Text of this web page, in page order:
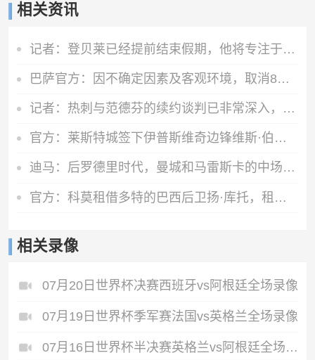
相关资讯
记者：登贝莱已经提前结束假期，他将专注于训练恢复和欧洲超级杯
巴萨官方：因不确定因素及客观环境，取消8月15日的友谊赛
记者：热刺与范德芬的续约谈判已非常深入，德泽尔比发挥关键作用
官方：莱斯特城签下伊普斯维奇边锋维斯·伯恩斯，签约3年
迪马：后罗德里时代，曼城和马雷斯卡的中场梦想人选已确定为恩佐
官方：科莫租借多特的巴西后卫扬·库托，租期一个赛季
相关录像
07月20日世界杯决赛西班牙vs阿根廷全场录像
07月19日世界杯季军赛法国vs英格兰全场录像
07月16日世界杯半决赛英格兰vs阿根廷全场录像